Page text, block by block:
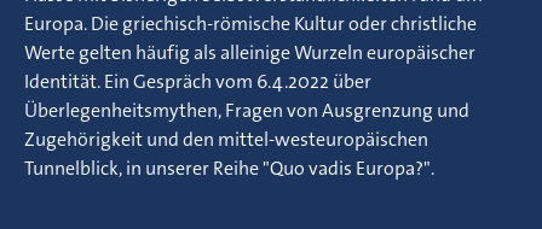
Europa. Die griechisch-römische Kultur oder christliche
Werte gelten häufig als alleinige Wurzeln europäischer
Identität. Ein Gespräch vom 6.4.2022 über
Überlegenheitsmythen, Fragen von Ausgrenzung und
Zugehörigkeit und den mittel-westeuropäischen
Tunnelblick, in unserer Reihe "Quo vadis Europa?".